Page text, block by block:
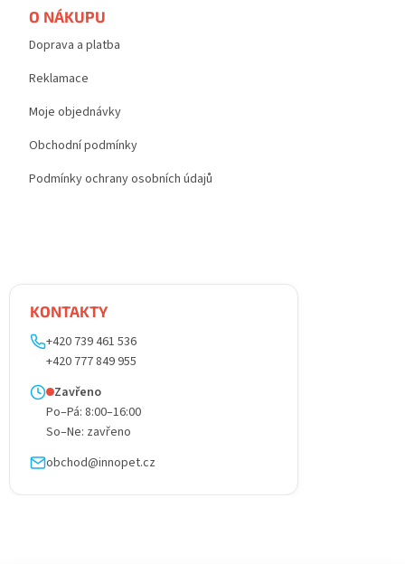
O NÁKUPU
Doprava a platba
Reklamace
Moje objednávky
Obchodní podmínky
Podmínky ochrany osobních údajů
KONTAKTY
+420 739 461 536
+420 777 849 955
Zavřeno
Po–Pá: 8:00–16:00
So–Ne: zavřeno
obchod@innopet.cz